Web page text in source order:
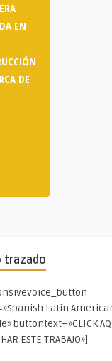
EN
DE
trazado
Latin
buttontext=»CLICK
ESTE TRABAJO»]